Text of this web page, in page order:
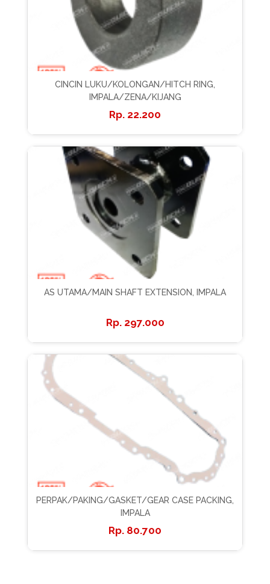
CINCIN LUKU/KOLONGAN/HITCH RING,
IMPALA/ZENA/KIJANG
22.200
AS UTAMA/MAIN SHAFT EXTENSION, IMPALA
297.000
PERPAK/PAKING/GASKET/GEAR CASE PACKING,
IMPALA
80.700